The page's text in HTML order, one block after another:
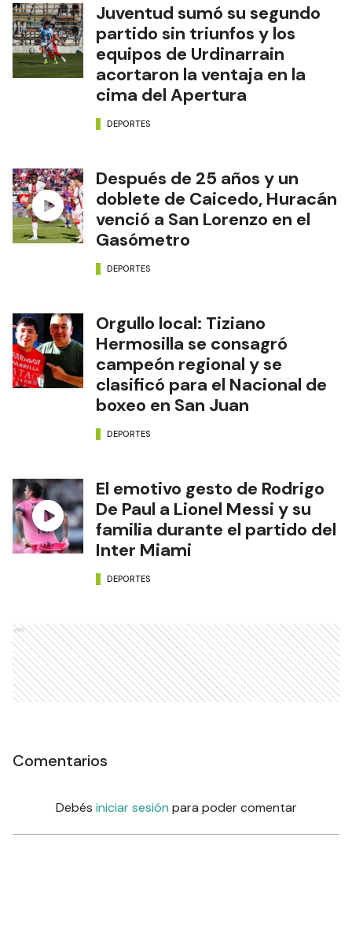
Juventud sumó su segundo
partido sin triunfos y los
equipos de Urdinarrain
acortaron la ventaja en la
cima del Apertura
DEPORTES
Después de 25 años y un
doblete de Caicedo, Huracán
venció a San Lorenzo en el
Gasómetro
DEPORTES
Orgullo local: Tiziano
Hermosilla se consagró
campeón regional y se
clasificó para el Nacional de
boxeo en San Juan
DEPORTES
El emotivo gesto de Rodrigo
De Paul a Lionel Messi y su
familia durante el partido del
Inter Miami
DEPORTES
Ads
Comentarios
Debés iniciar sesión para poder comentar